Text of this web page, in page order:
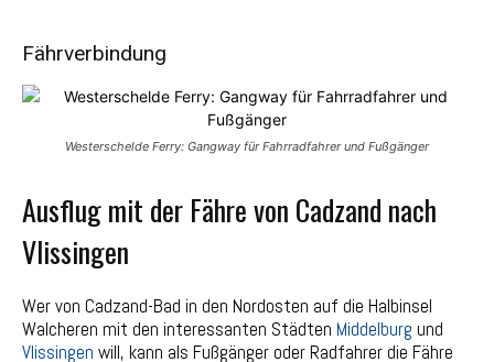
Fährverbindung
Westerschelde Ferry: Gangway für Fahrradfahrer und Fußgänger
Ausflug mit der Fähre von Cadzand nach
Vlissingen
Wer von Cadzand-Bad in den Nordosten auf die Halbinsel
Walcheren mit den interessanten Städten Middelburg und
Vlissingen will, kann als Fußgänger oder Radfahrer die Fähre